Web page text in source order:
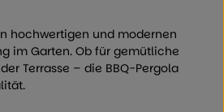
hochwertigen und modernen
im Garten. Ob für gemütliche
Terrasse – die BBQ-Pergola